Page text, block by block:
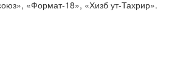
«Формат-18», «Хизб ут-Тахрир».